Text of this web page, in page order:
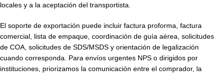
locales y a la aceptación del transportista.
El soporte de exportación puede incluir factura proforma, factura
comercial, lista de empaque, coordinación de guía aérea, solicitudes
de COA, solicitudes de SDS/MSDS y orientación de legalización
cuando corresponda. Para envíos urgentes NPS o dirigidos por
instituciones, priorizamos la comunicación entre el comprador, la